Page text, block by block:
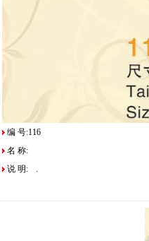
编 号:116
名 称:
说 明:
.